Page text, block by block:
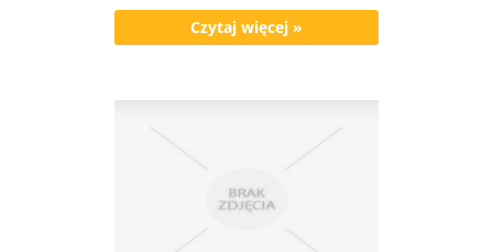
Czytaj więcej »